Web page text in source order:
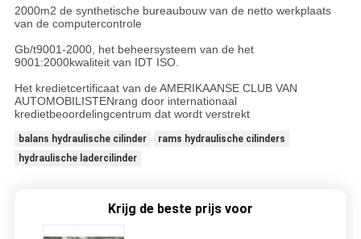
2000m2 de synthetische bureaubouw van de netto werkplaats
van de computercontrole
Gb/t9001-2000, het beheersysteem van de het
9001:2000kwaliteit van IDT ISO.
Het kredietcertificaat van de AMERIKAANSE CLUB VAN
AUTOMOBILISTENrang door internationaal
kredietbeoordelingcentrum dat wordt verstrekt
balans hydraulische cilinder
rams hydraulische cilinders
hydraulische ladercilinder
Krijg de beste prijs voor